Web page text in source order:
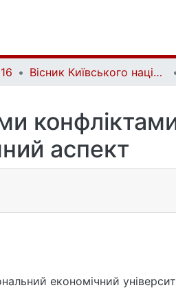
Вісник Київського національного університету імені Тараса Шевченка. Економіка. Випуск 7 (184)
конфліктами
аспект
економічний